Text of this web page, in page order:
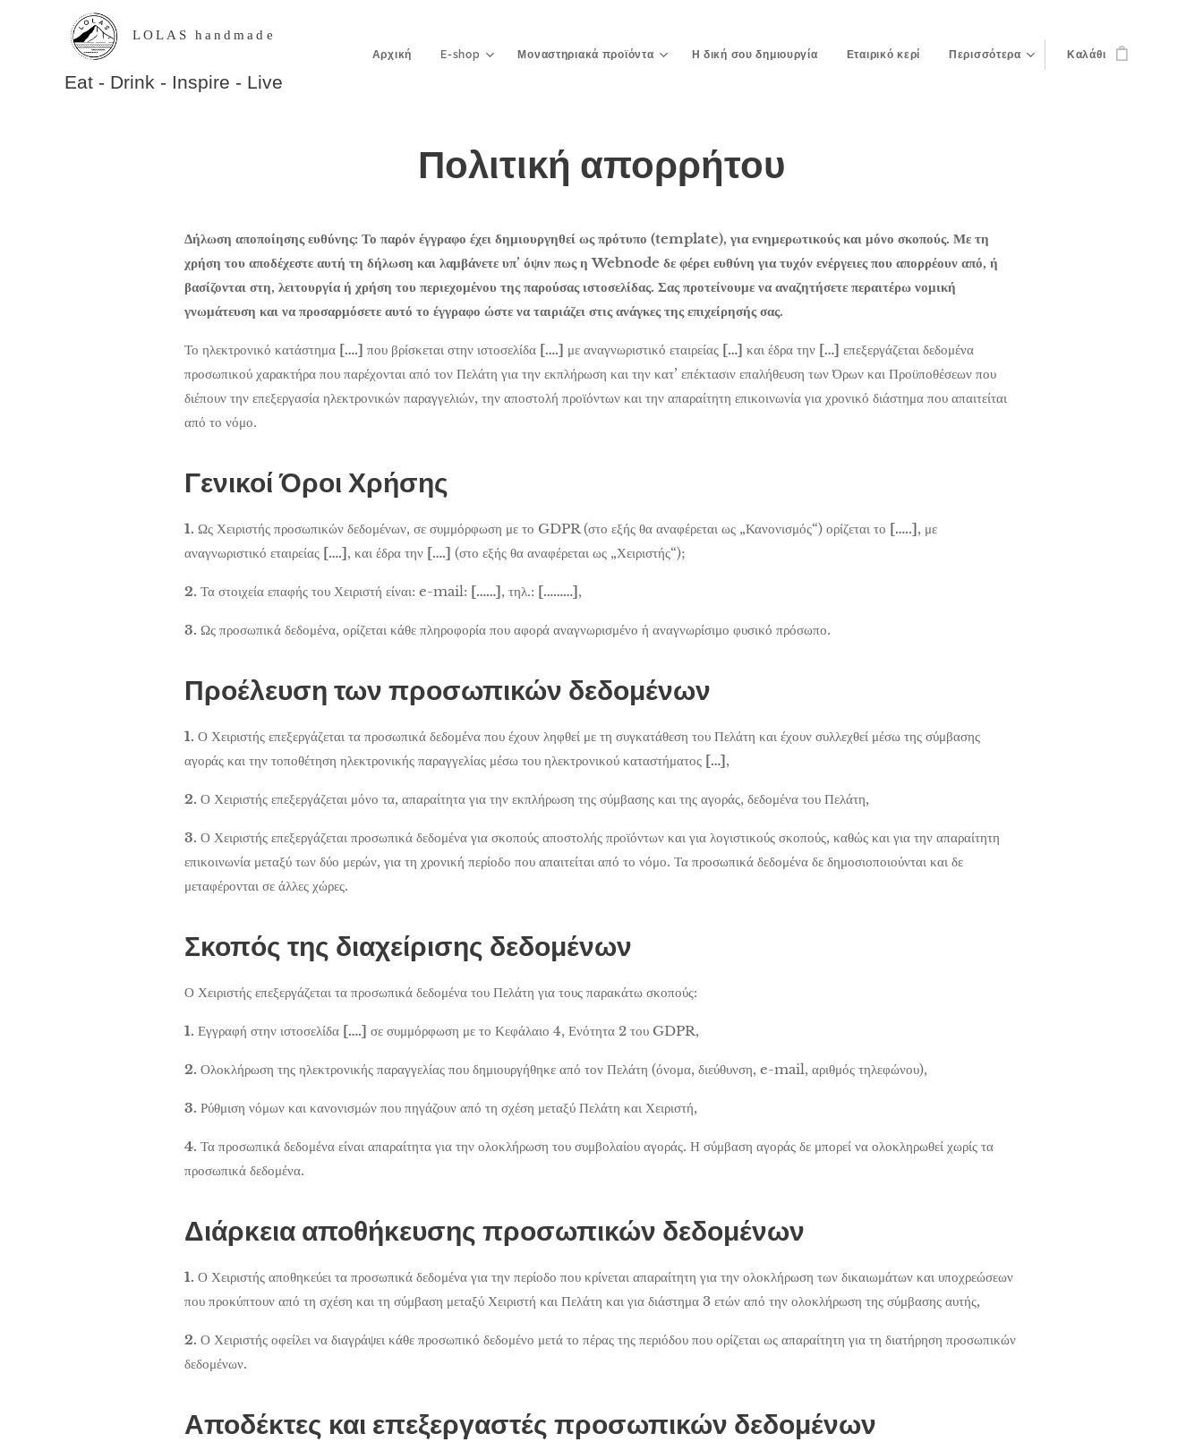
LOLAS handmade
Eat - Drink - Inspire - Live
Αρχική E-shop Μοναστηριακά προϊόντα Η δική σου δημιουργία Εταιρικό κερί Περισσότερα Καλάθι
Πολιτική απορρήτου
Δήλωση αποποίησης ευθύνης: Το παρόν έγγραφο έχει δημιουργηθεί ως πρότυπο (template), για ενημερωτικούς και μόνο σκοπούς. Με τη
χρήση του αποδέχεστε αυτή τη δήλωση και λαμβάνετε υπ’ όψιν πως η Webnode δε φέρει ευθύνη για τυχόν ενέργειες που απορρέουν από, ή
βασίζονται στη, λειτουργία ή χρήση του περιεχομένου της παρούσας ιστοσελίδας. Σας προτείνουμε να αναζητήσετε περαιτέρω νομική
γνωμάτευση και να προσαρμόσετε αυτό το έγγραφο ώστε να ταιριάζει στις ανάγκες της επιχείρησής σας.
Το ηλεκτρονικό κατάστημα [….] που βρίσκεται στην ιστοσελίδα [….] με αναγνωριστικό εταιρείας […] και έδρα την […] επεξεργάζεται δεδομένα
προσωπικού χαρακτήρα που παρέχονται από τον Πελάτη για την εκπλήρωση και την κατ’ επέκτασιν επαλήθευση των Όρων και Προϋποθέσεων που
διέπουν την επεξεργασία ηλεκτρονικών παραγγελιών, την αποστολή προϊόντων και την απαραίτητη επικοινωνία για χρονικό διάστημα που απαιτείται
από το νόμο.
Γενικοί Όροι Χρήσης
1. Ως Χειριστής προσωπικών δεδομένων, σε συμμόρφωση με το GDPR (στο εξής θα αναφέρεται ως „Κανονισμός“) ορίζεται το […..], με
αναγνωριστικό εταιρείας [….], και έδρα την [….] (στο εξής θα αναφέρεται ως „Χειριστής“);
2. Τα στοιχεία επαφής του Χειριστή είναι: e-mail: [……], τηλ.: [………],
3. Ως προσωπικά δεδομένα, ορίζεται κάθε πληροφορία που αφορά αναγνωρισμένο ή αναγνωρίσιμο φυσικό πρόσωπο.
Προέλευση των προσωπικών δεδομένων
1. Ο Χειριστής επεξεργάζεται τα προσωπικά δεδομένα που έχουν ληφθεί με τη συγκατάθεση του Πελάτη και έχουν συλλεχθεί μέσω της σύμβασης
αγοράς και την τοποθέτηση ηλεκτρονικής παραγγελίας μέσω του ηλεκτρονικού καταστήματος […],
2. Ο Χειριστής επεξεργάζεται μόνο τα, απαραίτητα για την εκπλήρωση της σύμβασης και της αγοράς, δεδομένα του Πελάτη,
3. Ο Χειριστής επεξεργάζεται προσωπικά δεδομένα για σκοπούς αποστολής προϊόντων και για λογιστικούς σκοπούς, καθώς και για την απαραίτητη
επικοινωνία μεταξύ των δύο μερών, για τη χρονική περίοδο που απαιτείται από το νόμο. Τα προσωπικά δεδομένα δε δημοσιοποιούνται και δε
μεταφέρονται σε άλλες χώρες.
Σκοπός της διαχείρισης δεδομένων
Ο Χειριστής επεξεργάζεται τα προσωπικά δεδομένα του Πελάτη για τους παρακάτω σκοπούς:
1. Εγγραφή στην ιστοσελίδα [….] σε συμμόρφωση με το Κεφάλαιο 4, Ενότητα 2 του GDPR,
2. Ολοκλήρωση της ηλεκτρονικής παραγγελίας που δημιουργήθηκε από τον Πελάτη (όνομα, διεύθυνση, e-mail, αριθμός τηλεφώνου),
3. Ρύθμιση νόμων και κανονισμών που πηγάζουν από τη σχέση μεταξύ Πελάτη και Χειριστή,
4. Τα προσωπικά δεδομένα είναι απαραίτητα για την ολοκλήρωση του συμβολαίου αγοράς. Η σύμβαση αγοράς δε μπορεί να ολοκληρωθεί χωρίς τα
προσωπικά δεδομένα.
Διάρκεια αποθήκευσης προσωπικών δεδομένων
1. Ο Χειριστής αποθηκεύει τα προσωπικά δεδομένα για την περίοδο που κρίνεται απαραίτητη για την ολοκλήρωση των δικαιωμάτων και υποχρεώσεων
που προκύπτουν από τη σχέση και τη σύμβαση μεταξύ Χειριστή και Πελάτη και για διάστημα 3 ετών από την ολοκλήρωση της σύμβασης αυτής,
2. Ο Χειριστής οφείλει να διαγράψει κάθε προσωπικό δεδομένο μετά το πέρας της περιόδου που ορίζεται ως απαραίτητη για τη διατήρηση προσωπικών
δεδομένων.
Αποδέκτες και επεξεργαστές προσωπικών δεδομένων